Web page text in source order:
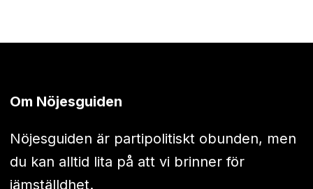
Om Nöjesguiden
Nöjesguiden är partipolitiskt obunden, men
du kan alltid lita på att vi brinner för
jämställdhet.